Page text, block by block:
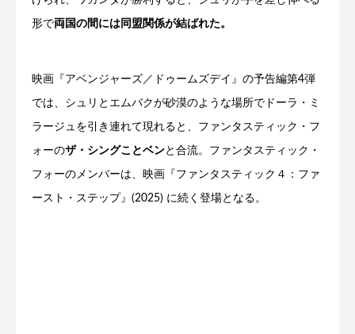
形で両国の間には同盟関係が結ばれた。
映画『アベンジャーズ／ドゥームズデイ』の予告編第4弾
では、シュリとエムバクが砂漠のような場所でドーラ・ミ
ラージュを引き連れて現れると、ファンタスティック・フ
ォーのザ・シングことベンと合流。ファンタスティック・
フォーのメンバーは、映画『ファンタスティック４：ファ
ースト・ステップ』(2025) に続く登場となる。